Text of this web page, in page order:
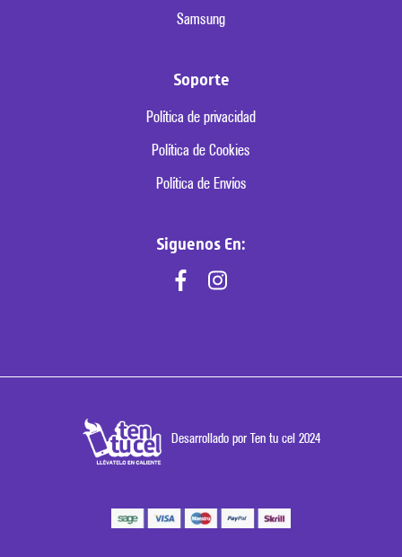
Samsung
Soporte
Política de privacidad
Política de Cookies
Política de Envíos
Siguenos En:
Desarrollado por Ten tu cel 2024